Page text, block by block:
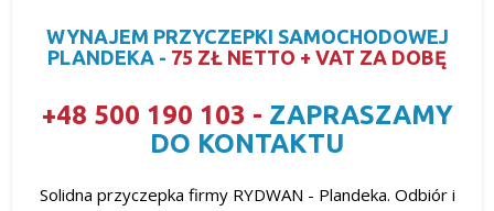
WYNAJEM PRZYCZEPKI SAMOCHODOWEJ
PLANDEKA - 75 ZŁ NETTO + VAT ZA DOBĘ
+48 500 190 103 - ZAPRASZAMY
DO KONTAKTU
Solidna przyczepka firmy RYDWAN - Plandeka. Odbiór i